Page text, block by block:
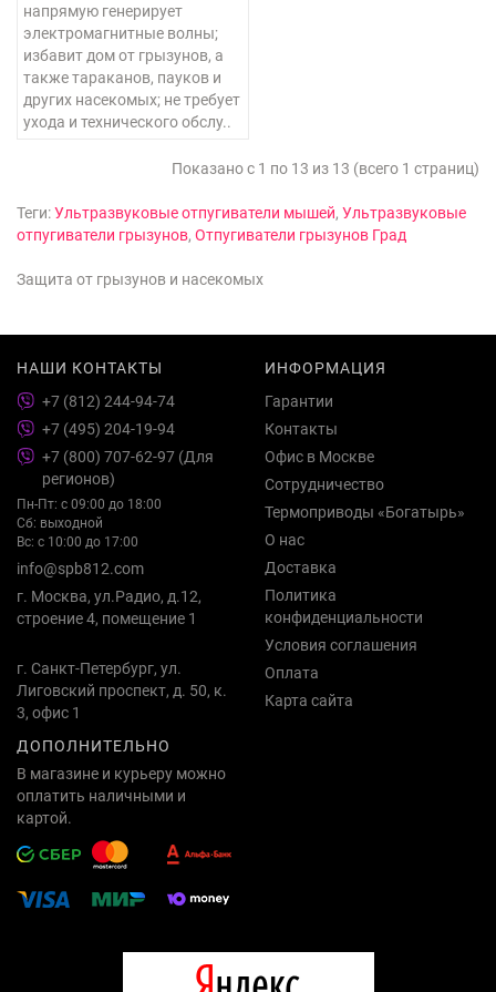
напрямую генерирует
электромагнитные волны;
избавит дом от грызунов, а
также тараканов, пауков и
других насекомых; не требует
ухода и технического обслу..
Показано с 1 по 13 из 13 (всего 1 страниц)
Теги:Ультразвуковые отпугиватели мышей, Ультразвуковые
отпугиватели грызунов, Отпугиватели грызунов Град
Защита от грызунов и насекомых
НАШИ КОНТАКТЫ
+7 (812) 244-94-74
+7 (495) 204-19-94
+7 (800) 707-62-97 (Для
регионов)
Пн-Пт: с 09:00 до 18:00
Сб: выходной
Вс: с 10:00 до 17:00
info@spb812.com
г. Москва, ул.Радио, д.12,
строение 4, помещение 1
г. Санкт-Петербург, ул.
Лиговский проспект, д. 50, к.
3, офис 1
ИНФОРМАЦИЯ
Гарантии
Контакты
Офис в Москве
Сотрудничество
Термоприводы «Богатырь»
О нас
Доставка
Политика
конфиденциальности
Условия соглашения
Оплата
Карта сайта
ДОПОЛНИТЕЛЬНО
В магазине и курьеру можно
оплатить наличными и
картой.